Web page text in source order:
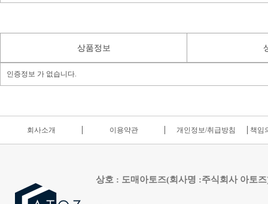
상품정보
인증정보 가 없습니다.
회사소개 이용약관 개인정보/취급방침 책임
상호 : 도매아토즈(회사명 :주식회사 아토